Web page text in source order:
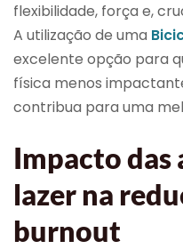
flexibilidade, força e,
A utilização de uma
excelente opção para
física menos
contribua para uma
Impacto das
lazer na
burnout